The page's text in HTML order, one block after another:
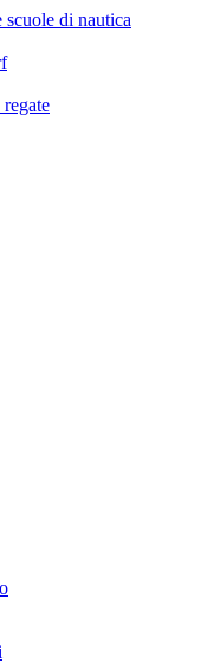
di nautica